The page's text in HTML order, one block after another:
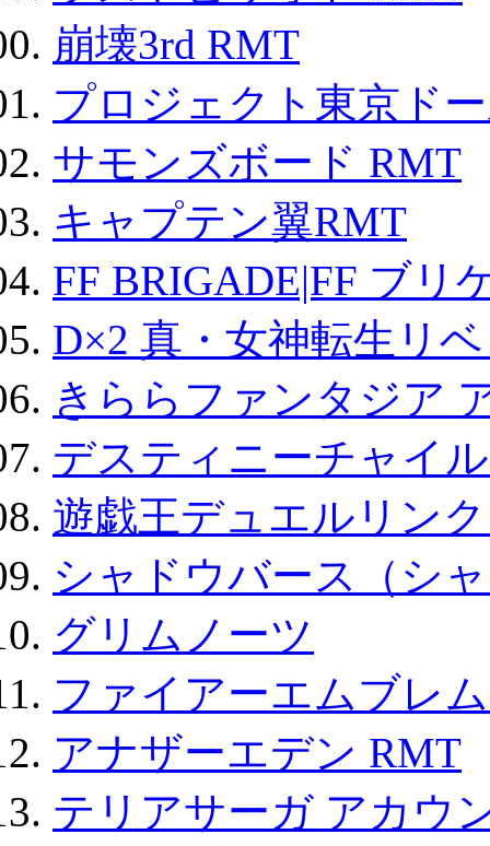
崩壊3rd RMT
プロジェクト東京ド
サモンズボード RMT
キャプテン翼RMT
FF BRIGADE|FF ブリ
D×2 真・女神転生リ
きららファンタジア
デスティニーチャイ
遊戯王デュエルリン
シャドウバース（シ
グリムノーツ
ファイアーエムブレ
アナザーエデン RMT
テリアサーガ アカウ